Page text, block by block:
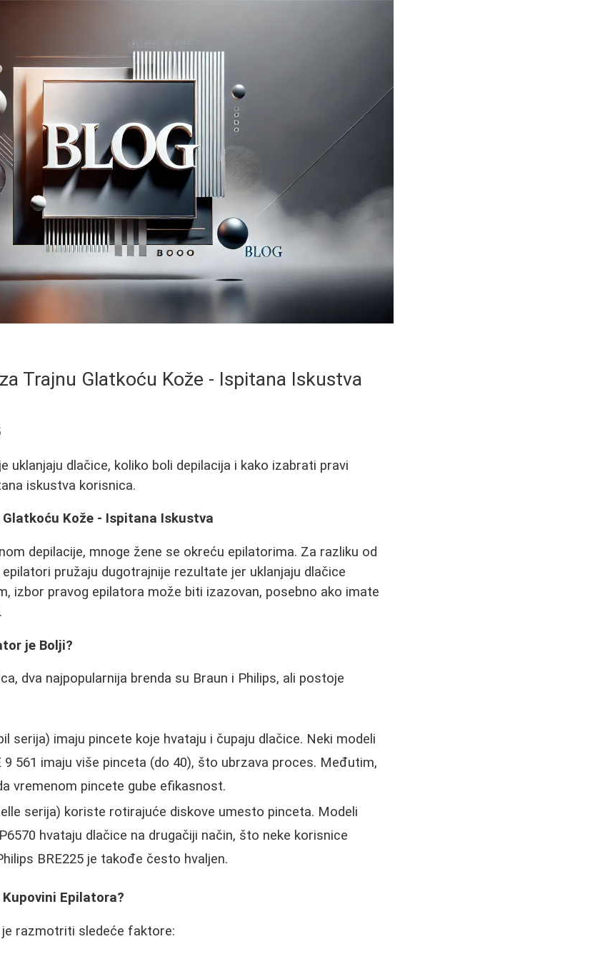
Trajnu Glatkoću Kože - Ispitana Iskustva
uklanjaju dlačice, koliko boli depilacija i kako izabrati pravi
iskustva korisnica.
Kože - Ispitana Iskustva
depilacije, mnoge žene se okreću epilatorima. Za razliku od
pružaju dugotrajnije rezultate jer uklanjaju dlačice
izbor pravog epilatora može biti izazovan, posebno ako imate
je Bolji?
dva najpopularnija brenda su Braun i Philips, ali postoje
serija) imaju pincete koje hvataju i čupaju dlačice. Neki modeli
9 561 imaju više pinceta (do 40), što ubrzava proces. Međutim,
vremenom pincete gube efikasnost.
serija) koriste rotirajuće diskove umesto pinceta. Modeli
hvataju dlačice na drugačiji način, što neke korisnice
BRE225 je takođe često hvaljen.
Epilatora?
razmotriti sledeće faktore: